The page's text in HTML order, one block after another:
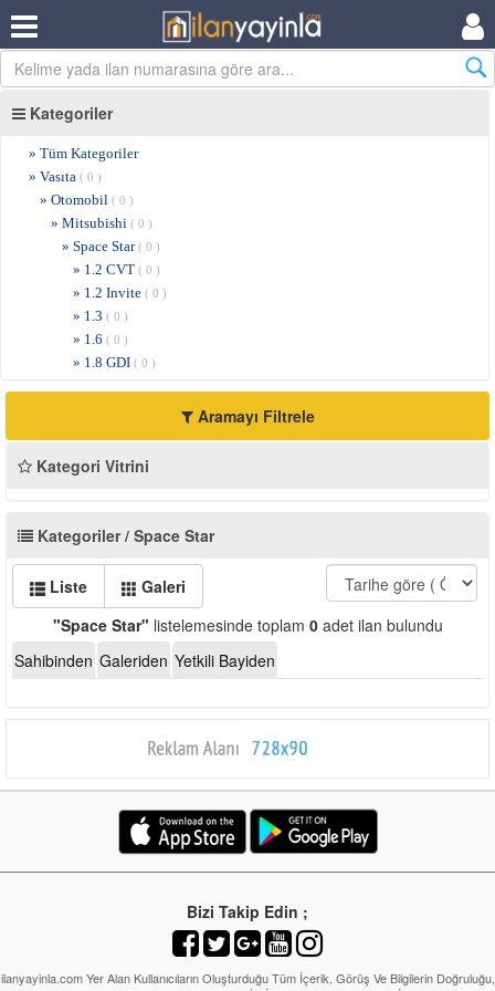
Kategoriler
» Tüm Kategoriler
» Vasıta ( 0 )
» Otomobil ( 0 )
» Mitsubishi ( 0 )
» Space Star( 0 )
» 1.2 CVT ( 0 )
» 1.2 Invite ( 0 )
» 1.3 ( 0 )
» 1.6 ( 0 )
» 1.8 GDI ( 0 )
Aramayı Filtrele
Kategori Vitrini
Kategoriler / Space Star
Liste
Galeri
"Space Star" listelemesinde toplam 0adet ilan bulundu
Sahibinden Galeriden Yetkili Bayiden
Bizi Takip Edin ;
ilanyayinla.com Yer Alan Kullanıcıların Oluşturduğu Tüm İçerik, Görüş Ve Bilgilerin Doğruluğu,